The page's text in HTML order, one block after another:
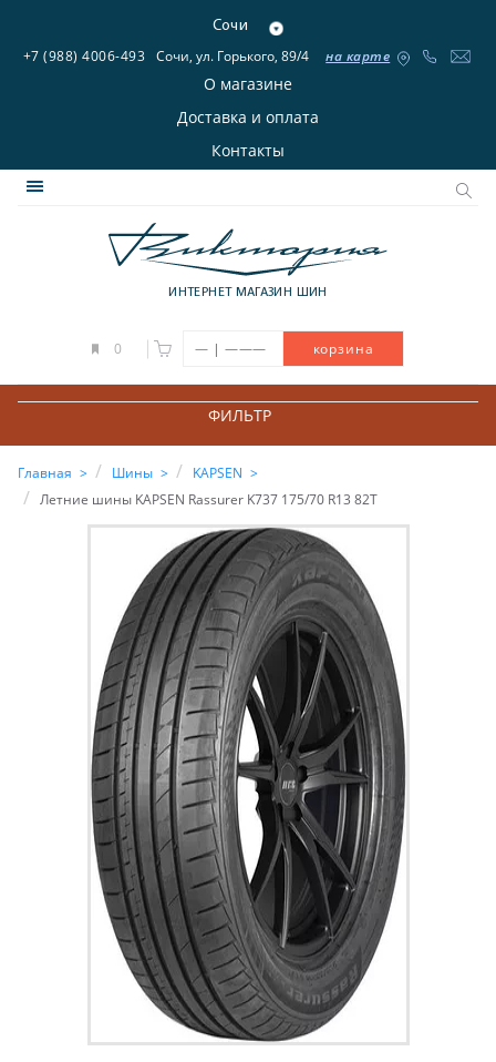
Сочи
+7 (988) 4006-493 Сочи, ул. Горького, 89/4 на карте
О магазине
Доставка и оплата
Контакты
ИНТЕРНЕТ МАГАЗИН ШИН
0 — | ——— корзина
ФИЛЬТР
Главная Шины
KAPSEN
Летние шины KAPSEN Rassurer K737 175/70 R13 82T